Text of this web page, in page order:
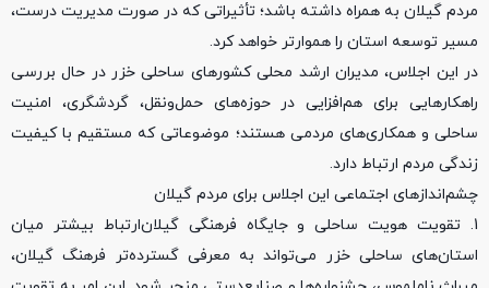
مردم گیلان به همراه داشته باشد؛ تأثیراتی که در صورت مدیریت درست،
مسیر توسعه استان را هموارتر خواهد کرد.
در این اجلاس، مدیران ارشد محلی کشورهای ساحلی خزر در حال بررسی
راهکارهایی برای هم‌افزایی در حوزه‌های حمل‌ونقل، گردشگری، امنیت
ساحلی و همکاری‌های مردمی هستند؛ موضوعاتی که مستقیم با کیفیت
زندگی مردم ارتباط دارد.
چشم‌اندازهای اجتماعی این اجلاس برای مردم گیلان
1. تقویت هویت ساحلی و جایگاه فرهنگی گیلان
ارتباط بیشتر میان
استان‌های ساحلی خزر می‌تواند به معرفی گسترده‌تر فرهنگ گیلان،